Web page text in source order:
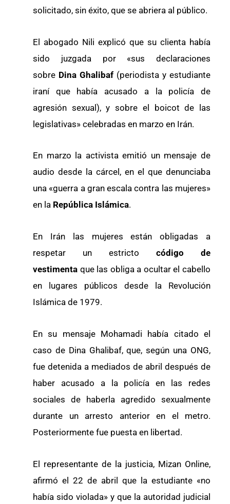
solicitado, sin éxito, que se abriera al público.
El abogado Nili explicó que su clienta había
sido juzgada por «sus declaraciones
sobre Dina Ghalibaf (periodista y estudiante
iraní que había acusado a la policía de
agresión sexual), y sobre el boicot de las
legislativas» celebradas en marzo en Irán.
En marzo la activista emitió un mensaje de
audio desde la cárcel, en el que denunciaba
una «guerra a gran escala contra las mujeres»
en la República Islámica.
En Irán las mujeres están obligadas a
respetar un estricto código de
vestimenta que las obliga a ocultar el cabello
en lugares públicos desde la Revolución
Islámica de 1979.
En su mensaje Mohamadi había citado el
caso de Dina Ghalibaf, que, según una ONG,
fue detenida a mediados de abril después de
haber acusado a la policía en las redes
sociales de haberla agredido sexualmente
durante un arresto anterior en el metro.
Posteriormente fue puesta en libertad.
El representante de la justicia, Mizan Online,
afirmó el 22 de abril que la estudiante «no
había sido violada» y que la autoridad judicial